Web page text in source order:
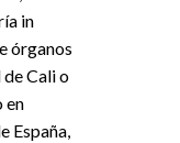
in
órganos
Cali o
en
España,